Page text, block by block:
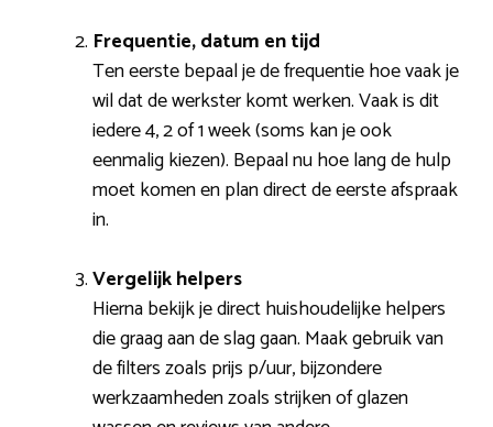
Frequentie, datum en tijd
Ten eerste bepaal je de frequentie hoe vaak je
wil dat de werkster komt werken. Vaak is dit
iedere 4, 2 of 1 week (soms kan je ook
eenmalig kiezen). Bepaal nu hoe lang de hulp
moet komen en plan direct de eerste afspraak
in.
Vergelijk helpers
Hierna bekijk je direct huishoudelijke helpers
die graag aan de slag gaan. Maak gebruik van
de filters zoals prijs p/uur, bijzondere
werkzaamheden zoals strijken of glazen